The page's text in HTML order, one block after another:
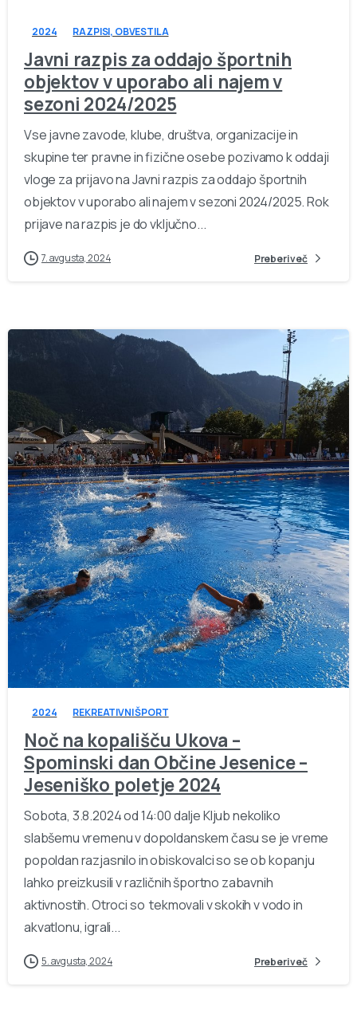
2024 RAZPISI, OBVESTILA
Javni razpis za oddajo športnih
objektov v uporabo ali najem v
sezoni 2024/2025
Vse javne zavode, klube, društva, organizacije in
skupine ter pravne in fizične osebe pozivamo k oddaji
vloge za prijavo na Javni razpis za oddajo športnih
objektov v uporabo ali najem v sezoni 2024/2025. Rok
prijave na razpis je do vključno...
7. avgusta, 2024 Preberi več
-
2024 REKREATIVNI ŠPORT
Noč na kopališču Ukova –
Spominski dan Občine Jesenice –
Jeseniško poletje 2024
Sobota, 3.8.2024 od 14:00 dalje Kljub nekoliko
slabšemu vremenu v dopoldanskem času se je vreme
popoldan razjasnilo in obiskovalci so se ob kopanju
lahko preizkusili v različnih športno zabavnih
aktivnostih. Otroci so tekmovali v skokih v vodo in
akvatlonu, igrali...
5. avgusta, 2024 Preberi več